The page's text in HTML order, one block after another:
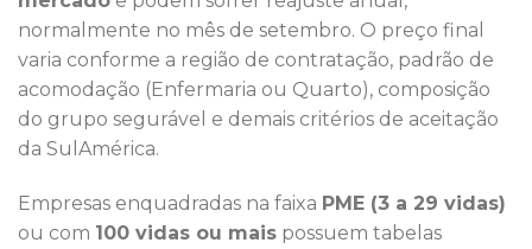
normalmente no mês de setembro. O preço final
varia conforme a região de contratação, padrão de
acomodação (Enfermaria ou Quarto), composição
do grupo segurável e demais critérios de aceitação
da SulAmérica.
Empresas enquadradas na faixa PME (3 a 29 vidas)
ou com 100 vidas ou mais possuem tabelas